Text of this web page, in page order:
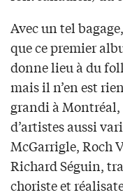
Avec un tel
que ce premier
donne lieu à du
mais il n’en est
grandi à Montréal,
d’artistes aussi
McGarrigle, Roch
Richard Séguin,
choriste et